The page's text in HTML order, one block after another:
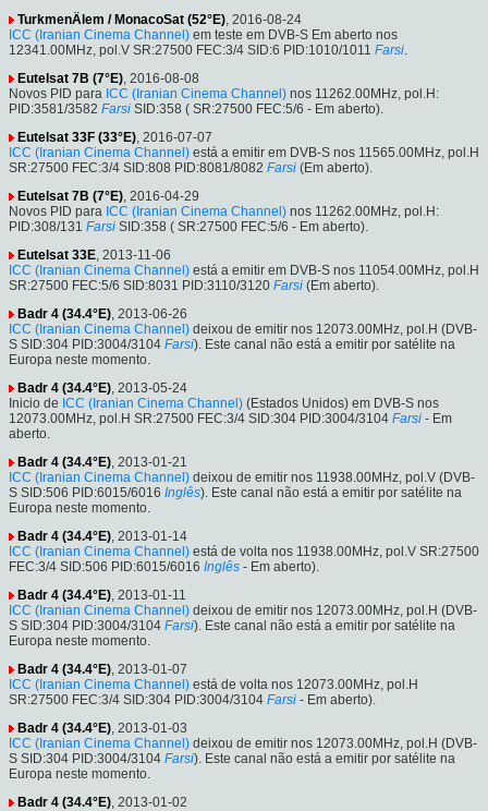
TurkmenÄlem / MonacoSat (52°E), 2016-08-24
ICC (Iranian Cinema Channel) em teste em DVB-S Em aberto nos
12341.00MHz, pol.V SR:27500 FEC:3/4 SID:6 PID:1010/1011 Farsi.
Eutelsat 7B (7°E), 2016-08-08
Novos PID para ICC (Iranian Cinema Channel) nos 11262.00MHz, pol.H:
PID:3581/3582 Farsi SID:358 ( SR:27500 FEC:5/6 - Em aberto).
Eutelsat 33F (33°E), 2016-07-07
ICC (Iranian Cinema Channel) está a emitir em DVB-S nos 11565.00MHz, pol.H
SR:27500 FEC:3/4 SID:808 PID:8081/8082 Farsi (Em aberto).
Eutelsat 7B (7°E), 2016-04-29
Novos PID para ICC (Iranian Cinema Channel) nos 11262.00MHz, pol.H:
PID:308/131 Farsi SID:358 ( SR:27500 FEC:5/6 - Em aberto).
Eutelsat 33E, 2013-11-06
ICC (Iranian Cinema Channel) está a emitir em DVB-S nos 11054.00MHz, pol.H
SR:27500 FEC:5/6 SID:8031 PID:3110/3120 Farsi (Em aberto).
Badr 4 (34.4°E), 2013-06-26
ICC (Iranian Cinema Channel) deixou de emitir nos 12073.00MHz, pol.H (DVB-
S SID:304 PID:3004/3104 Farsi). Este canal não está a emitir por satélite na
Europa neste momento.
Badr 4 (34.4°E), 2013-05-24
Inicio de ICC (Iranian Cinema Channel) (Estados Unidos) em DVB-S nos
12073.00MHz, pol.H SR:27500 FEC:3/4 SID:304 PID:3004/3104 Farsi - Em
aberto.
Badr 4 (34.4°E), 2013-01-21
ICC (Iranian Cinema Channel) deixou de emitir nos 11938.00MHz, pol.V (DVB-
S SID:506 PID:6015/6016 Inglês). Este canal não está a emitir por satélite na
Europa neste momento.
Badr 4 (34.4°E), 2013-01-14
ICC (Iranian Cinema Channel) está de volta nos 11938.00MHz, pol.V SR:27500
FEC:3/4 SID:506 PID:6015/6016 Inglês - Em aberto).
Badr 4 (34.4°E), 2013-01-11
ICC (Iranian Cinema Channel) deixou de emitir nos 12073.00MHz, pol.H (DVB-
S SID:304 PID:3004/3104 Farsi). Este canal não está a emitir por satélite na
Europa neste momento.
Badr 4 (34.4°E), 2013-01-07
ICC (Iranian Cinema Channel) está de volta nos 12073.00MHz, pol.H
SR:27500 FEC:3/4 SID:304 PID:3004/3104 Farsi - Em aberto).
Badr 4 (34.4°E), 2013-01-03
ICC (Iranian Cinema Channel) deixou de emitir nos 12073.00MHz, pol.H (DVB-
S SID:304 PID:3004/3104 Farsi). Este canal não está a emitir por satélite na
Europa neste momento.
Badr 4 (34.4°E), 2013-01-02